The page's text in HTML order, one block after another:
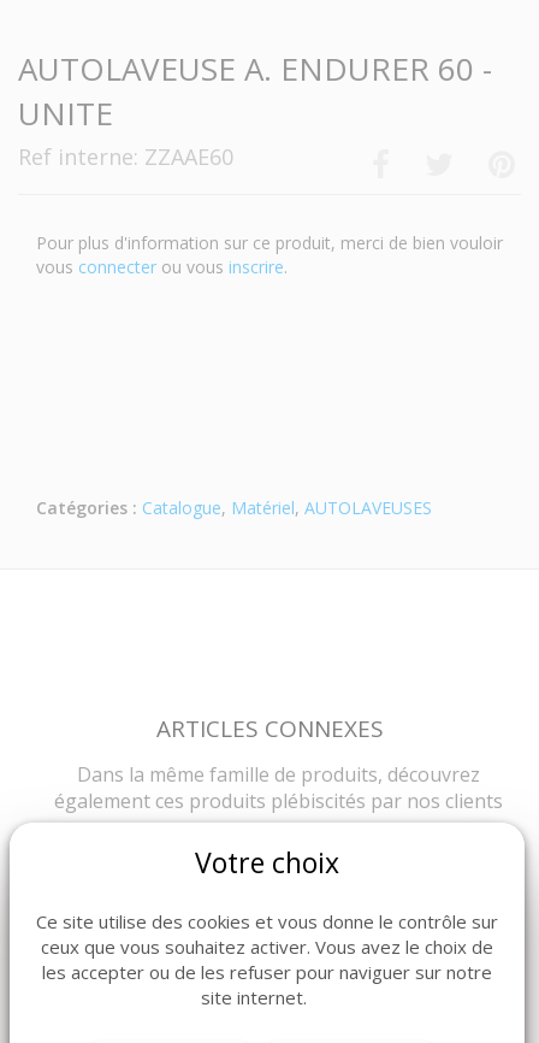
AUTOLAVEUSE A. ENDURER 60 -
UNITE
Ref interne: ZZAAE60
Pour plus d'information sur ce produit, merci de bien vouloir
vous connecter ou vous inscrire.
Catégories : Catalogue, Matériel, AUTOLAVEUSES
ARTICLES CONNEXES
Dans la même famille de produits, découvrez
également ces produits plébiscités par nos clients
Votre choix
Ce site utilise des cookies et vous donne le contrôle sur
ceux que vous souhaitez activer. Vous avez le choix de
les accepter ou de les refuser pour naviguer sur notre
site internet.